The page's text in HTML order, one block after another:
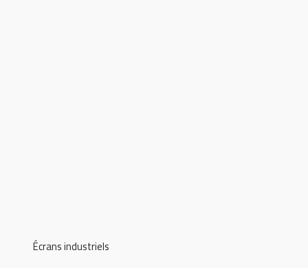
Écrans industriels